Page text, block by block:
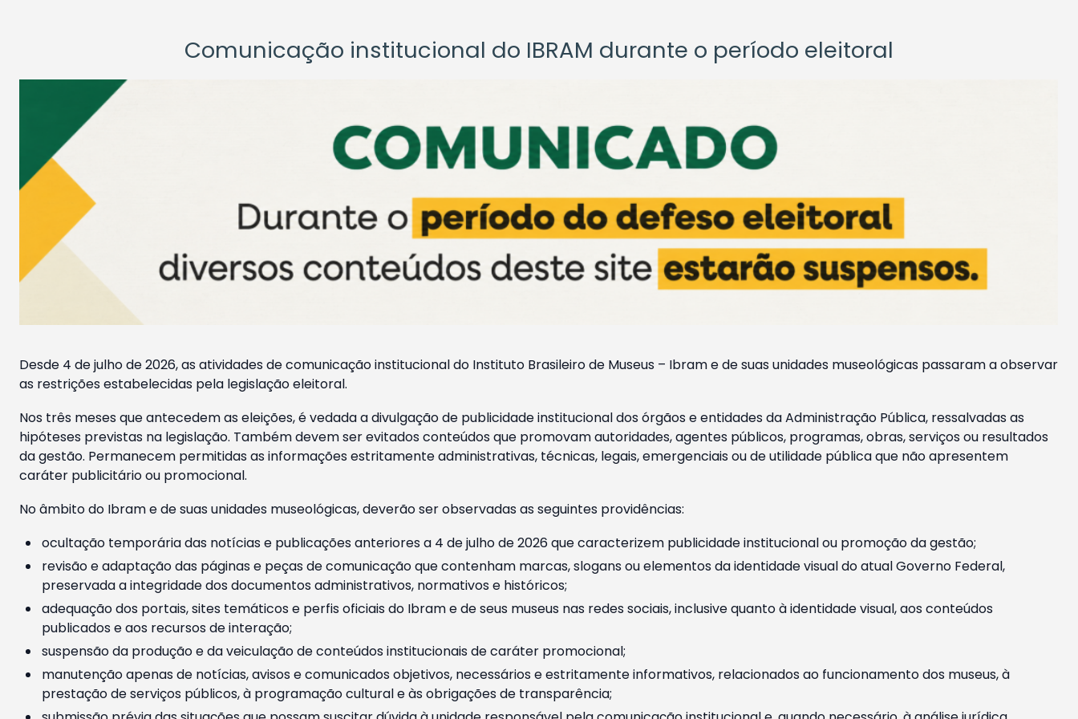
Comunicação institucional do IBRAM durante o período eleitoral
Desde 4 de julho de 2026, as atividades de comunicação institucional do Instituto Brasileiro de Museus – Ibram e de suas unidades museológicas passaram a observar
as restrições estabelecidas pela legislação eleitoral.
Nos três meses que antecedem as eleições, é vedada a divulgação de publicidade institucional dos órgãos e entidades da Administração Pública, ressalvadas as
hipóteses previstas na legislação. Também devem ser evitados conteúdos que promovam autoridades, agentes públicos, programas, obras, serviços ou resultados
da gestão. Permanecem permitidas as informações estritamente administrativas, técnicas, legais, emergenciais ou de utilidade pública que não apresentem
caráter publicitário ou promocional.
No âmbito do Ibram e de suas unidades museológicas, deverão ser observadas as seguintes providências:
ocultação temporária das notícias e publicações anteriores a 4 de julho de 2026 que caracterizem publicidade institucional ou promoção da gestão;
revisão e adaptação das páginas e peças de comunicação que contenham marcas, slogans ou elementos da identidade visual do atual Governo Federal,
preservada a integridade dos documentos administrativos, normativos e históricos;
adequação dos portais, sites temáticos e perfis oficiais do Ibram e de seus museus nas redes sociais, inclusive quanto à identidade visual, aos conteúdos
publicados e aos recursos de interação;
suspensão da produção e da veiculação de conteúdos institucionais de caráter promocional;
manutenção apenas de notícias, avisos e comunicados objetivos, necessários e estritamente informativos, relacionados ao funcionamento dos museus, à
prestação de serviços públicos, à programação cultural e às obrigações de transparência;